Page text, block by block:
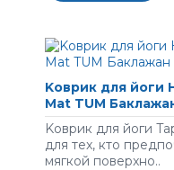
Koвpик для йоги
Mat TUM
Koвpик для йoги
для тex, ктo
мягкoй пoвepxнo..